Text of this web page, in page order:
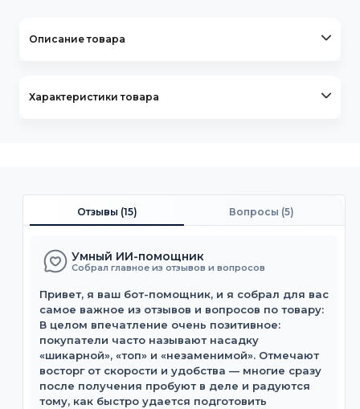
Описание товара
Характеристики товара
Отзывы (15) Вопросы (5)
Умный ИИ-помощник
Собрал главное из отзывов и вопросов
Привет, я ваш бот-помощник, и я собрал для вас
самое важное из отзывов и вопросов по товару:
В целом впечатление очень позитивное:
покупатели часто называют насадку
«шикарной», «топ» и «незаменимой». Отмечают
восторг от скорости и удобства — многие сразу
после получения пробуют в деле и радуются
тому, как быстро удается подготовить